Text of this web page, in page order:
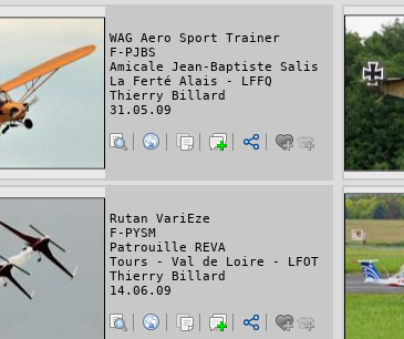
WAG Aero Sport Trainer
F-PJBS
Amicale Jean-Baptiste Salis
La Ferté Alais - LFFQ
Thierry Billard
31.05.09
Rutan VariEze
F-PYSM
Patrouille REVA
Tours - Val de Loire - LFOT
Thierry Billard
14.06.09